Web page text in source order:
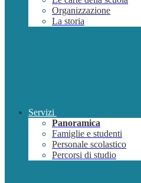
Organizzazione
La storia
Servizi
Panoramica
Famiglie e studenti
Personale scolastico
Percorsi di studio